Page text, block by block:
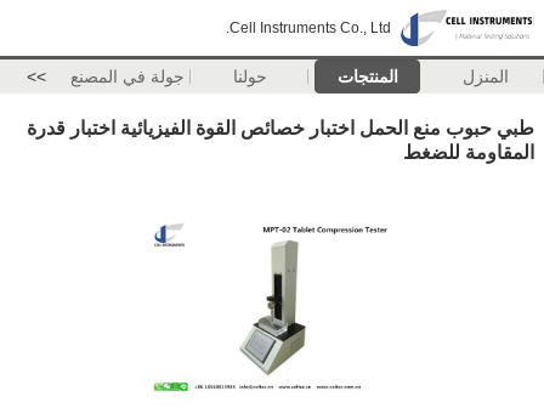
Cell Instruments Co., Ltd.
المنزل المنتجات حولنا جولة في المصنع >>
طبي حبوب منع الحمل اختبار خصائص القوة الفيزيائية اختبار قدرة
المقاومة للضغط